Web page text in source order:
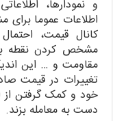
و نمودارها،
اطلاعات عموما
کانال قیمت،
مشخص کردن نقطه
مقاومت و … این
تغییرات در قیمت
خود و کمک گرفتن از
دست به معامله بزند.